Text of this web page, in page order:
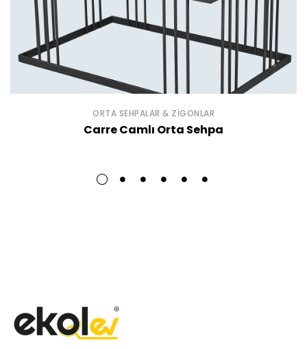
ORTA SEHPALAR & ZIGONLAR
Carre Camlı Orta Sehpa